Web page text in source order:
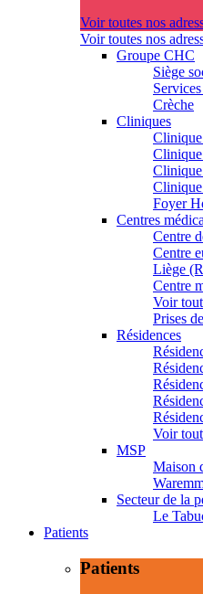
Voir toutes nos
Voir toutes nos
Groupe CHC
Siège
Crèche
Cliniques
Foyer
Centres
Centre
Centre
Liège
Centre
Voir tout
Prises
Résidences
Voir tout
MSP
Maison
Secteur de la
Le
Patients
Patients